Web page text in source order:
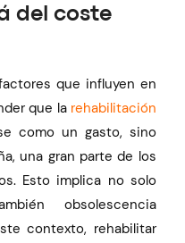
del coste
que influyen en
que la rehabilitación
como un gasto, sino
una gran parte de los
Esto implica no solo
obsolescencia
contexto, rehabilitar